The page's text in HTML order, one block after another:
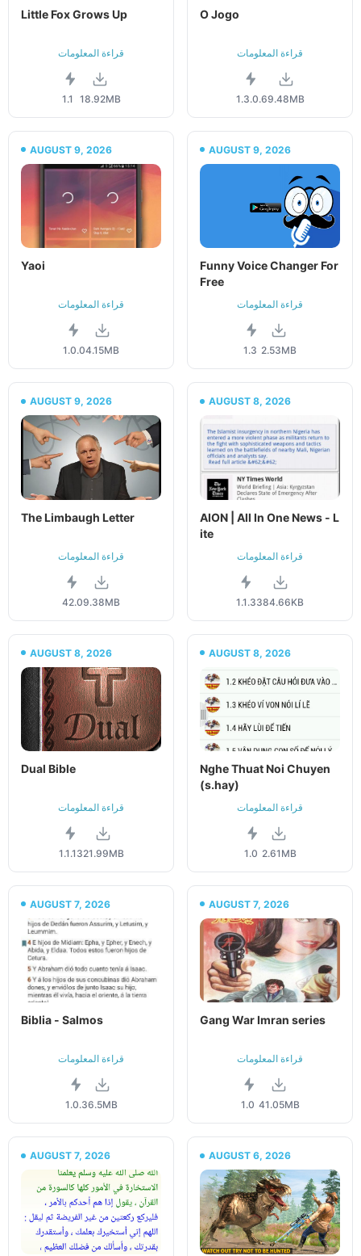
Little Fox Grows Up
قراءة المعلومات
1.1 18.92MB
O Jogo
قراءة المعلومات
1.3.0.69.48MB
AUGUST 9, 2026
Yaoi
قراءة المعلومات
1.0.04.15MB
AUGUST 9, 2026
Funny Voice Changer For
Free
قراءة المعلومات
1.3 2.53MB
AUGUST 9, 2026
The Limbaugh Letter
قراءة المعلومات
42.09.38MB
AUGUST 8, 2026
AION | All In One News - L
ite
قراءة المعلومات
1.1.3384.66KB
AUGUST 8, 2026
Dual Bible
قراءة المعلومات
1.1.1321.99MB
AUGUST 8, 2026
Nghe Thuat Noi Chuyen
(s.hay)
قراءة المعلومات
1.0 2.61MB
AUGUST 7, 2026
Biblia - Salmos
قراءة المعلومات
1.0.36.5MB
AUGUST 7, 2026
Gang War Imran series
قراءة المعلومات
1.0 41.05MB
AUGUST 7, 2026 AUGUST 6, 2026